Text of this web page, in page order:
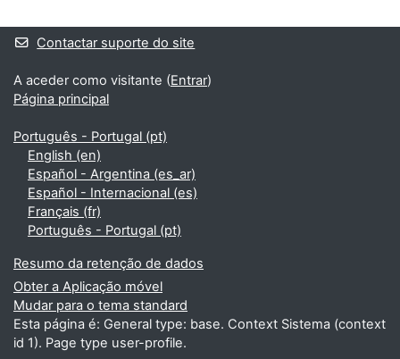
Blocos adicionais
Contactar suporte do site
A aceder como visitante (Entrar)
Página principal
Português - Portugal ‎(pt)‎
English ‎(en)‎
Español - Argentina ‎(es_ar)‎
Español - Internacional ‎(es)‎
Français ‎(fr)‎
Português - Portugal ‎(pt)‎
Resumo da retenção de dados
Obter a Aplicação móvel
Mudar para o tema standard
Esta página é: General type: base. Context Sistema (context
id 1). Page type user-profile.